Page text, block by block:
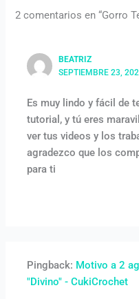
2 comentarios en “Gorro
BEATRIZ
SEPTIEMBRE 23,
Es muy lindo y fácil de
tutorial, y tú eres
ver tus videos y los
agradezco que los
para ti
Pingback: Motivo a 2
"Divino" - CukiCrochet